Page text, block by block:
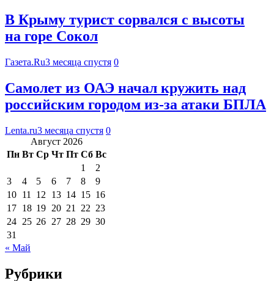
В Крыму турист сорвался с высоты
на горе Сокол
Газета.Ru3 месяца спустя 0
Самолет из ОАЭ начал кружить над
российским городом из-за атаки БПЛА
Lenta.ru3 месяца спустя 0
Август 2026
Пн Вт Ср Чт Пт Сб Вс
1
2
3
4 5 6 7 8
9
10 11 12 13 14 15 16
17 18 19 20 21 22 23
24 25 26 27 28 29 30
31
« Май
Рубрики